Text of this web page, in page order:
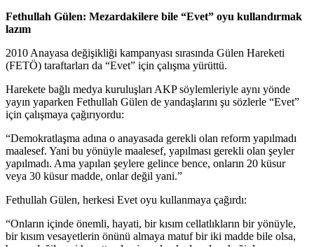
Fethullah Gülen: Mezardakilere bile “Evet” oyu kullandırmak
lazım
2010 Anayasa değişikliği kampanyası sırasında Gülen Hareketi
(FETÖ) taraftarları da “Evet” için çalışma yürüttü.
Harekete bağlı medya kuruluşları AKP söylemleriyle aynı yönde
yayın yaparken Fethullah Gülen de yandaşlarını şu sözlerle “Evet”
için çalışmaya çağırıyordu:
“Demokratlaşma adına o anayasada gerekli olan reform yapılmadı
maalesef. Yani bu yönüyle maalesef, yapılması gerekli olan şeyler
yapılmadı. Ama yapılan şeylere gelince bence, onların 20 küsur
veya 30 küsur madde, onlar değil yani.”
Fethullah Gülen, herkesi Evet oyu kullanmaya çağırdı:
“Onların içinde önemli, hayati, bir kısım cellatlıkların bir yönüyle,
bir kısım vesayetlerin önünü almaya matuf bir iki madde bile olsa,